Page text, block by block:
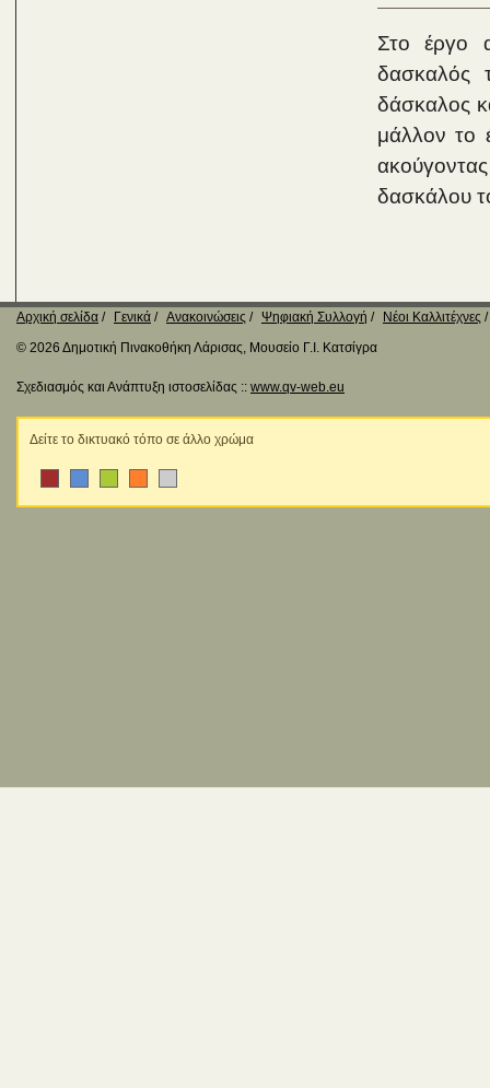
Στο έργο
δασκαλός
δάσκαλος
μάλλον το
δασκάλου
Αρχική σελίδα Γενικά Ανακοινώσεις Ψηφιακή Συλλογή
Νέοι Καλλιτέχνες
© 2026 Δημοτική Πινακοθήκη Λάρισας, Μουσείο Γ.Ι. Κατσίγρα
Σχεδιασμός και Ανάπτυξη ιστοσελίδας :: www.qv-web.eu
Δείτε το δικτυακό τόπο σε άλλο χρώμα